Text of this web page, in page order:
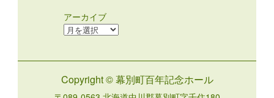
アーカイブ
ア
ブ
Copyright © 幕別町百年記念ホール